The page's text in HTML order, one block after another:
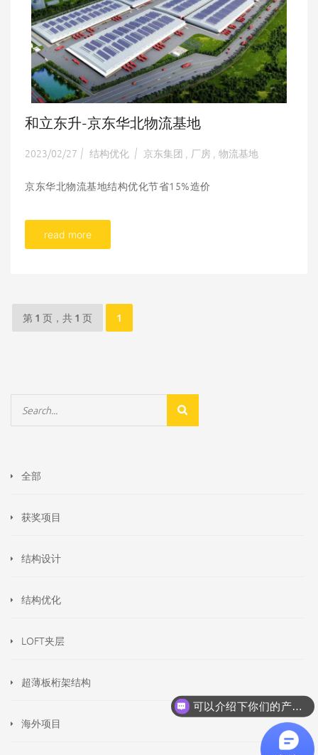
和立东升-京东华北物流基地
2023/02/27 | 结构优化 | 京东集团 厂房 物流基地
京东华北物流基地结构优化节省15%造价
read more
第 1 页，共 1 页 1
全部
获奖项目
结构设计
结构优化
LOFT夹层
超薄板桁架结构
海外项目
可以介绍下你们的产品么